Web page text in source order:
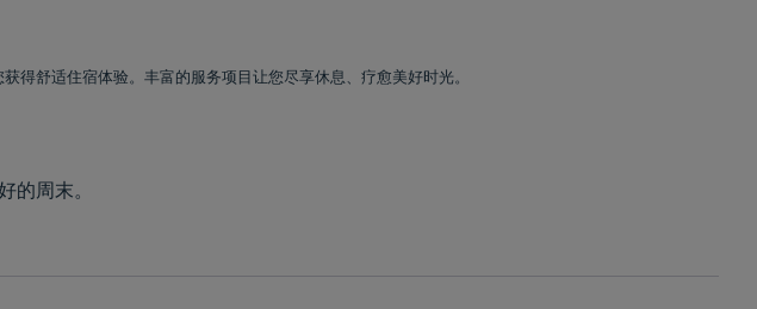
舒适住宿体验。丰富的服务项目让您尽享休息、疗愈美好时光。
的周末。